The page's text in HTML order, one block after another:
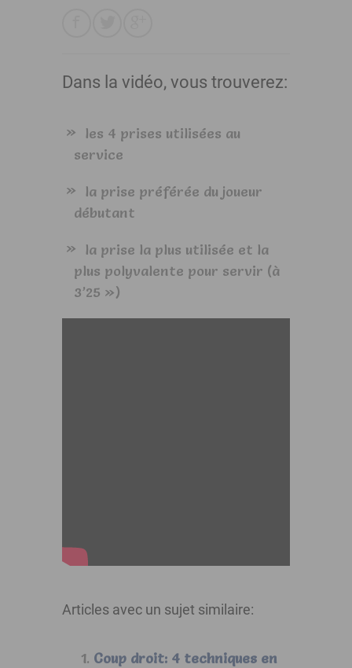
Dans la vidéo, vous trouverez:
les 4 prises utilisées au
service
la prise préférée du joueur
débutant
la prise la plus utilisée et la
plus polyvalente pour servir (à
3’25 »)
Articles avec un sujet similaire:
Coup droit: 4 techniques en